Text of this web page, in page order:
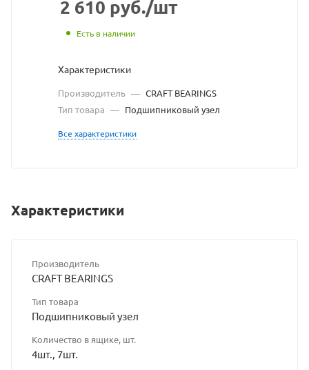
сайта
2 610 руб./шт
Есть в наличии
Характеристики
Производитель — CRAFT BEARINGS
Тип товара — Подшипниковый узел
Все характеристики
Характеристики
Производитель
CRAFT BEARINGS
Тип товара
Подшипниковый узел
Количество в ящике, шт.
4шт., 7шт.